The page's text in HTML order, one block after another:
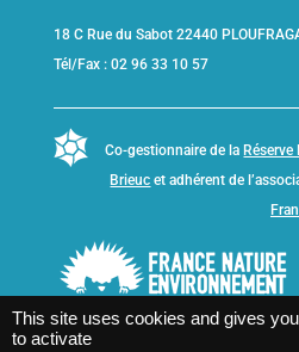
18 C Rue du Sabot 22440
Tél/Fax : 02 96 33 10 57
Co-gestionnaire de la
Brieuc et adhérent de
This site uses cookies and gives
to activate